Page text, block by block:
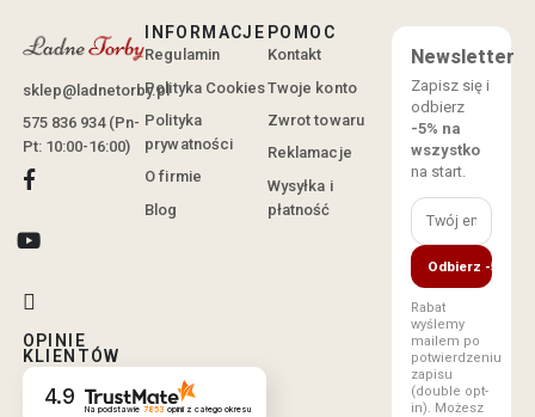
sklep@ladnetorby.pl
575 836 934 (Pn-
Pt: 10:00-16:00)
OPINIE
KLIENTÓW
4.9 Na podstawie 7853 opinii z całego okresu
INFORMACJE
Regulamin
Polityka Cookies
Polityka
prywatności
O firmie
Blog
POMOC
Kontakt
Twoje konto
Zwrot towaru
Reklamacje
Wysyłka i
płatność
Newsletter
Zapisz się i
odbierz
-5% na
wszystko
na start.
Odbierz -5%
Rabat
wyślemy
mailem po
potwierdzeniu
zapisu
(double opt-
in). Możesz